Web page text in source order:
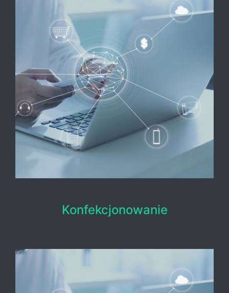
Konfekcjonowanie